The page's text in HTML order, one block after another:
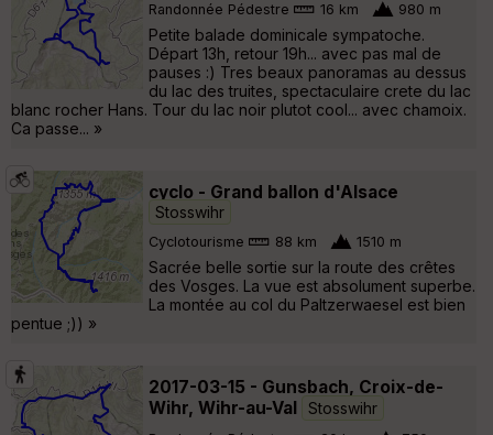
Randonnée Pédestre 16 km 980 m
Petite balade dominicale sympatoche.
Départ 13h, retour 19h... avec pas mal de
pauses :) Tres beaux panoramas au dessus
du lac des truites, spectaculaire crete du lac
blanc rocher Hans. Tour du lac noir plutot cool... avec chamoix.
Ca passe... »
cyclo - Grand ballon d'Alsace
Stosswihr
Cyclotourisme 88 km 1510 m
Sacrée belle sortie sur la route des crêtes
des Vosges. La vue est absolument superbe.
La montée au col du Paltzerwaesel est bien
pentue ;)) »
2017-03-15 - Gunsbach, Croix-de-
Wihr, Wihr-au-Val
Stosswihr